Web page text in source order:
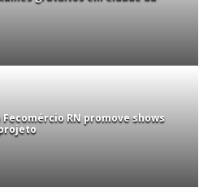
RN promove shows